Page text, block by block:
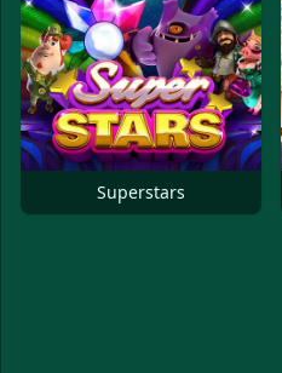
Superstars